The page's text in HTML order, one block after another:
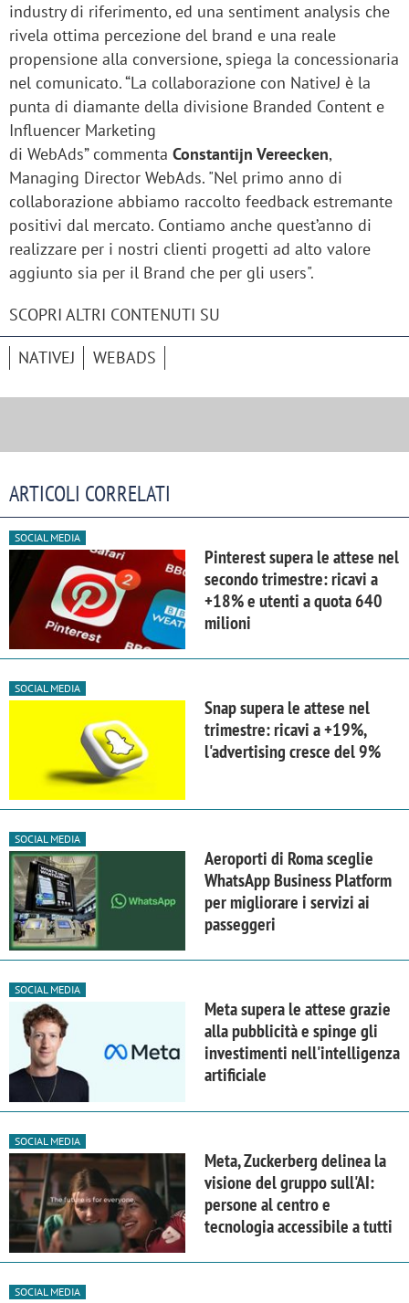
industry di riferimento, ed una sentiment analysis che
rivela ottima percezione del brand e una reale
propensione alla conversione, spiega la concessionaria
nel comunicato. “La collaborazione con NativeJ è la
punta di diamante della divisione Branded Content e
Influencer Marketing
di WebAds” commenta Constantijn Vereecken,
Managing Director WebAds. "Nel primo anno di
collaborazione abbiamo raccolto feedback estremante
positivi dal mercato. Contiamo anche quest’anno di
realizzare per i nostri clienti progetti ad alto valore
aggiunto sia per il Brand che per gli users".
SCOPRI ALTRI CONTENUTI SU
NATIVEJ WEBADS
ARTICOLI CORRELATI
SOCIAL MEDIA
Pinterest supera le attese nel
secondo trimestre: ricavi a
+18% e utenti a quota 640
milioni
SOCIAL MEDIA
Snap supera le attese nel
trimestre: ricavi a +19%,
l'advertising cresce del 9%
SOCIAL MEDIA
Aeroporti di Roma sceglie
WhatsApp Business Platform
per migliorare i servizi ai
passeggeri
SOCIAL MEDIA
Meta supera le attese grazie
alla pubblicità e spinge gli
investimenti nell'intelligenza
artificiale
SOCIAL MEDIA
Meta, Zuckerberg delinea la
visione del gruppo sull'AI:
persone al centro e
tecnologia accessibile a tutti
SOCIAL MEDIA